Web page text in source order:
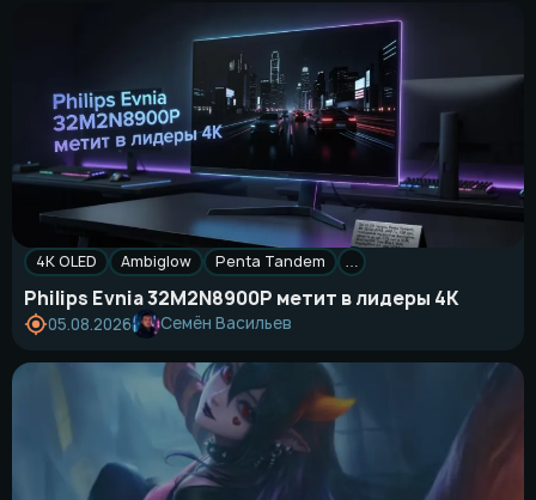
4K OLED Ambiglow Penta Tandem
Philips Evnia 32M2N8900P метит в лидеры 4K
05.08.2026 Семён Васильев